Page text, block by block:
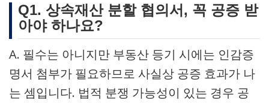
Q1. 상속재산 분할 협의서, 꼭 공증 받
아야 하나요?
A. 필수는 아니지만 부동산 등기 시에는 인감증
명서 첨부가 필요하므로 사실상 공증 효과가 나
는 셈입니다. 법적 분쟁 가능성이 있는 경우 공